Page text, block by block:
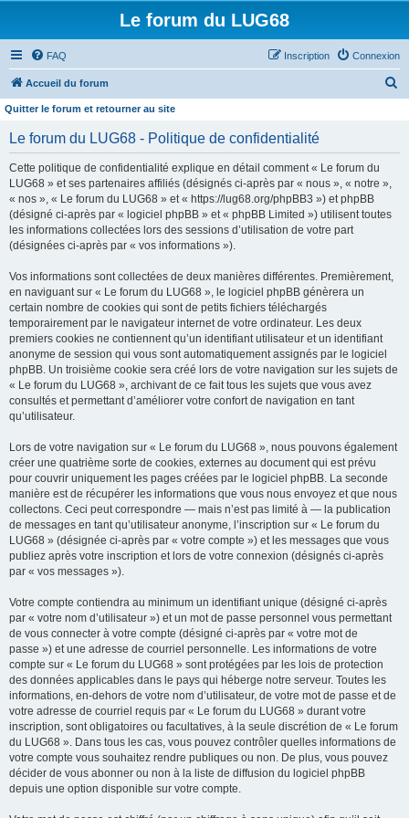
Le forum du LUG68
FAQ Connexion
Inscription
Accueil du forum
Quitter le forum et retourner au site
Le forum du LUG68 - Politique de confidentialité
Cette politique de confidentialité explique en détail comment « Le forum du
LUG68 » et ses partenaires affiliés (désignés ci-après par « nous », « notre »,
« nos », « Le forum du LUG68 » et « https://lug68.org/phpBB3 ») et phpBB
(désigné ci-après par « logiciel phpBB » et « phpBB Limited ») utilisent toutes
les informations collectées lors des sessions d’utilisation de votre part
(désignées ci-après par « vos informations »).
Vos informations sont collectées de deux manières différentes. Premièrement,
en naviguant sur « Le forum du LUG68 », le logiciel phpBB génèrera un
certain nombre de cookies qui sont de petits fichiers téléchargés
temporairement par le navigateur internet de votre ordinateur. Les deux
premiers cookies ne contiennent qu’un identifiant utilisateur et un identifiant
anonyme de session qui vous sont automatiquement assignés par le logiciel
phpBB. Un troisième cookie sera créé lors de votre navigation sur les sujets de
« Le forum du LUG68 », archivant de ce fait tous les sujets que vous avez
consultés et permettant d’améliorer votre confort de navigation en tant
qu’utilisateur.
Lors de votre navigation sur « Le forum du LUG68 », nous pouvons également
créer une quatrième sorte de cookies, externes au document qui est prévu
pour couvrir uniquement les pages créées par le logiciel phpBB. La seconde
manière est de récupérer les informations que vous nous envoyez et que nous
collectons. Ceci peut correspondre — mais n’est pas limité à — la publication
de messages en tant qu’utilisateur anonyme, l’inscription sur « Le forum du
LUG68 » (désignée ci-après par « votre compte ») et les messages que vous
publiez après votre inscription et lors de votre connexion (désignés ci-après
par « vos messages »).
Votre compte contiendra au minimum un identifiant unique (désigné ci-après
par « votre nom d’utilisateur ») et un mot de passe personnel vous permettant
de vous connecter à votre compte (désigné ci-après par « votre mot de
passe ») et une adresse de courriel personnelle. Les informations de votre
compte sur « Le forum du LUG68 » sont protégées par les lois de protection
des données applicables dans le pays qui héberge notre serveur. Toutes les
informations, en-dehors de votre nom d’utilisateur, de votre mot de passe et de
votre adresse de courriel requis par « Le forum du LUG68 » durant votre
inscription, sont obligatoires ou facultatives, à la seule discrétion de « Le forum
du LUG68 ». Dans tous les cas, vous pouvez contrôler quelles informations de
votre compte vous souhaitez rendre publiques ou non. De plus, vous pouvez
décider de vous abonner ou non à la liste de diffusion du logiciel phpBB
depuis une option disponible sur votre compte.